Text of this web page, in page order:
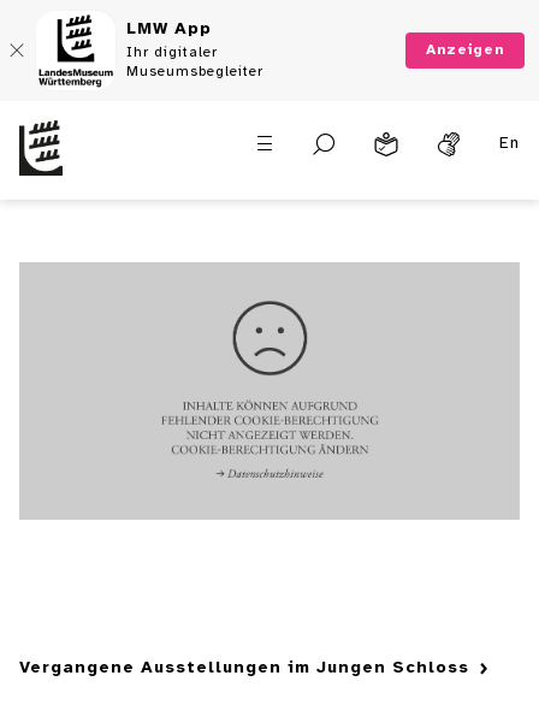
LMW App
Ihr digitaler
Museumsbegleiter
Anzeigen
En
Kindermuseum
Junges Schloss
Vergangene Ausstellungen im Jungen Schloss